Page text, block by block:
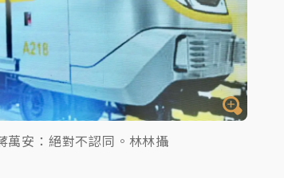
萬安：絕對不認同。林林攝